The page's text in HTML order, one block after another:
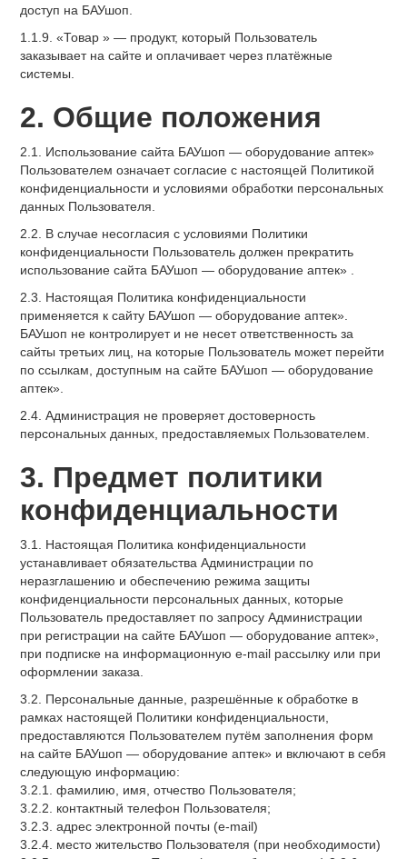
доступ на БАУшоп.
1.1.9. «Товар » — продукт, который Пользователь
заказывает на сайте и оплачивает через платёжные
системы.
2. Общие положения
2.1. Использование сайта БАУшоп — оборудование аптек»
Пользователем означает согласие с настоящей Политикой
конфиденциальности и условиями обработки персональных
данных Пользователя.
2.2. В случае несогласия с условиями Политики
конфиденциальности Пользователь должен прекратить
использование сайта БАУшоп — оборудование аптек» .
2.3. Настоящая Политика конфиденциальности
применяется к сайту БАУшоп — оборудование аптек».
БАУшоп не контролирует и не несет ответственность за
сайты третьих лиц, на которые Пользователь может перейти
по ссылкам, доступным на сайте БАУшоп — оборудование
аптек».
2.4. Администрация не проверяет достоверность
персональных данных, предоставляемых Пользователем.
3. Предмет политики
конфиденциальности
3.1. Настоящая Политика конфиденциальности
устанавливает обязательства Администрации по
неразглашению и обеспечению режима защиты
конфиденциальности персональных данных, которые
Пользователь предоставляет по запросу Администрации
при регистрации на сайте БАУшоп — оборудование аптек»,
при подписке на информационную e-mail рассылку или при
оформлении заказа.
3.2. Персональные данные, разрешённые к обработке в
рамках настоящей Политики конфиденциальности,
предоставляются Пользователем путём заполнения форм
на сайте БАУшоп — оборудование аптек» и включают в себя
следующую информацию:
3.2.1. фамилию, имя, отчество Пользователя;
3.2.2. контактный телефон Пользователя;
3.2.3. адрес электронной почты (e-mail)
3.2.4. место жительство Пользователя (при необходимости)